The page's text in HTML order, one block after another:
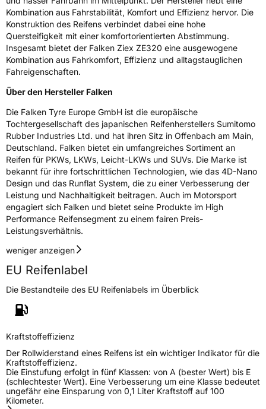
Kombination aus Fahrstabilität, Komfort und Effizienz hervor. Die
Konstruktion des Reifens verbindet dabei eine hohe
Quersteifigkeit mit einer komfortorientierten Abstimmung.
Insgesamt bietet der Falken Ziex ZE320 eine ausgewogene
Kombination aus Fahrkomfort, Effizienz und alltagstauglichen
Fahreigenschaften.
Über den Hersteller Falken
Die Falken Tyre Europe GmbH ist die europäische
Tochtergesellschaft des japanischen Reifenherstellers Sumitomo
Rubber Industries Ltd. und hat ihren Sitz in Offenbach am Main,
Deutschland. Falken bietet ein umfangreiches Sortiment an
Reifen für PKWs, LKWs, Leicht-LKWs und SUVs. Die Marke ist
bekannt für ihre fortschrittlichen Technologien, wie das 4D-Nano
Design und das Runflat System, die zu einer Verbesserung der
Leistung und Nachhaltigkeit beitragen. Auch im Motorsport
engagiert sich Falken und bietet seine Produkte im High
Performance Reifensegment zu einem fairen Preis-
Leistungsverhältnis.
weniger anzeigen
EU Reifenlabel
Die Bestandteile des EU Reifenlabels im Überblick
Kraftstoffeffizienz
Der Rollwiderstand eines Reifens ist ein wichtiger Indikator für die
Kraftstoffeffizienz.
Die Einstufung erfolgt in fünf Klassen: von A (bester Wert) bis E
(schlechtester Wert). Eine Verbesserung um eine Klasse bedeutet
ungefähr eine Einsparung von 0,1 Liter Kraftstoff auf 100
Kilometer.